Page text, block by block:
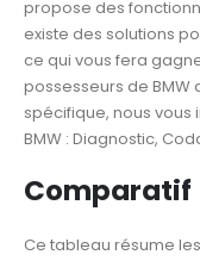
propose des
existe des solutions
ce qui vous fera
possesseurs de BMW
spécifique, nous vous
BMW : Diagnostic,
Comparatif
Ce tableau résume